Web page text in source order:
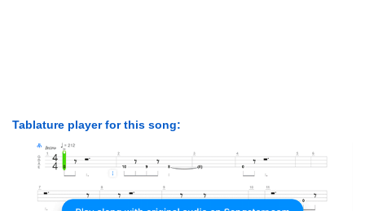
Tablature player for this song: